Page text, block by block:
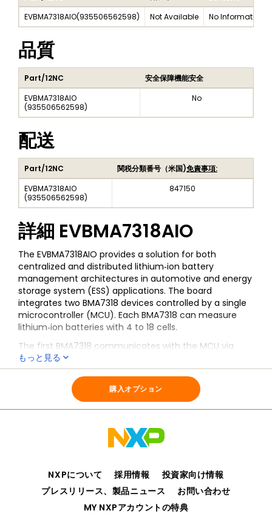
EVBMA7318AIO(935506562598) Not Available No Information
品質
Part/12NC
安全保障機能安全
EVBMA7318AIO
(935506562598)
No
配送
Part/12NC 関税分類番号（米国)免責事項:
EVBMA7318AIO
(935506562598)
847150
詳細 EVBMA7318AIO
The EVBMA7318AIO provides a solution for both
centralized and distributed lithium‑ion battery
management architectures in automotive and energy
storage system (ESS) applications. The board
integrates two BMA7318 devices controlled by a single
microcontroller (MCU). Each BMA7318 can measure
lithium‑ion batteries with 4 to 18 cells.
The first BMA7318 communicates with the MCU via
isolated SPI (ISO‑SPI) and connects to the second
BMA7318 through TPL with transformer isolation.
Off‑board TPL communication also uses transformer
isolation. The MCU is powered by a System Basis Chip
(SBC) supplied from a 12 VDC source.
もっと見る
EVBMA7318AIO
購入オプション
NXPについて 採用情報
投資家向け情報
プレスリリース、製品ニュース
お問い合わせ
MY NXPアカウントの特典